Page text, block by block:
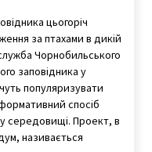
транспорта
парк №3
підприємства, яке
позашляховик,
цьогоріч
за птахами в дикій
Чорнобильського
заповідника у
популяризувати
спосіб
середовищі. Проект, в
називається